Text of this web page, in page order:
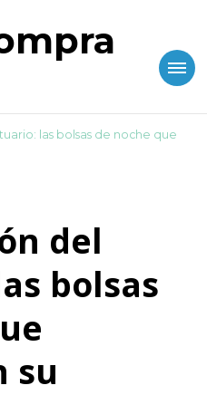
las bolsas de noche que
del
bolsas
su